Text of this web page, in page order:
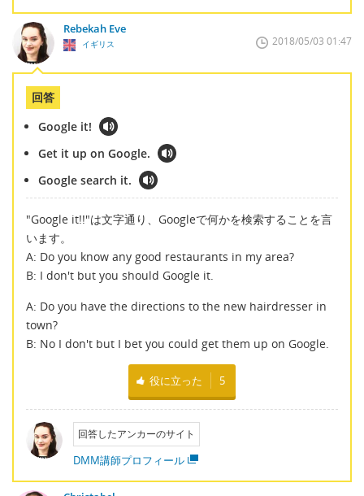
Rebekah Eve
イギリス 2018/05/03 01:47
回答
Google it!
Get it up on Google.
Google search it.
"Google it!!"は文字通り、Googleで何かを検索することを言
います。
A: Do you know any good restaurants in my area?
B: I don't but you should Google it.
A: Do you have the directions to the new hairdresser in
town?
B: No I don't but I bet you could get them up on Google.
役に立った 5
回答したアンカーのサイト
DMM講師プロフィール